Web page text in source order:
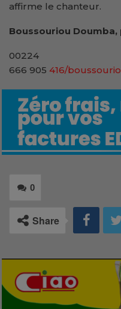
affirme le chanteur.
Boussouriou
00224
666 905 416/
0
Share